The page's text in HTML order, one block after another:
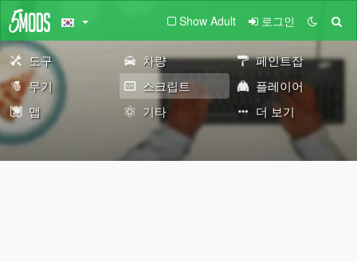
Show Adult 로그인
도구 차량
페인트잡
무기
스크립트
플레이어
맵
기타 더 보기